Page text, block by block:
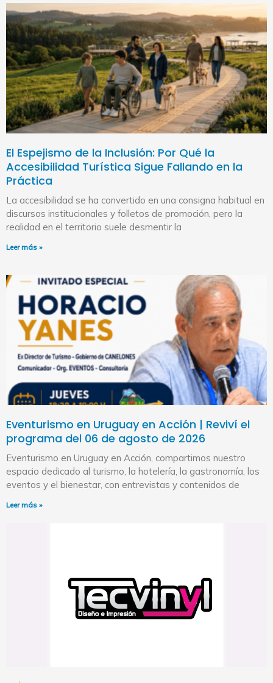
El Espejismo de la Inclusión: Por Qué la
Accesibilidad Turística Sigue Fallando en la
Práctica
La accesibilidad se ha convertido en una consigna habitual en
discursos institucionales y folletos de promoción, pero la
realidad en el territorio suele desmentir la
Leer más »
Eventurismo en Uruguay en Acción | Reviví el
programa del 06 de agosto de 2026
Eventurismo en Uruguay en Acción, compartimos nuestro
espacio dedicado al turismo, la hotelería, la gastronomía, los
eventos y el bienestar, con entrevistas y contenidos de
Leer más »